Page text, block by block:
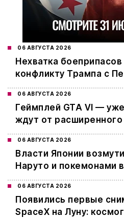
06 АВГУСТА 2026
Нехватка
конфликту Трампа с
06 АВГУСТА 2026
Геймплей GTA VI —
ждут от
06 АВГУСТА 2026
Власти Японии
Наруто и покемонами
06 АВГУСТА 2026
Появились первые
SpaceX на Луну: